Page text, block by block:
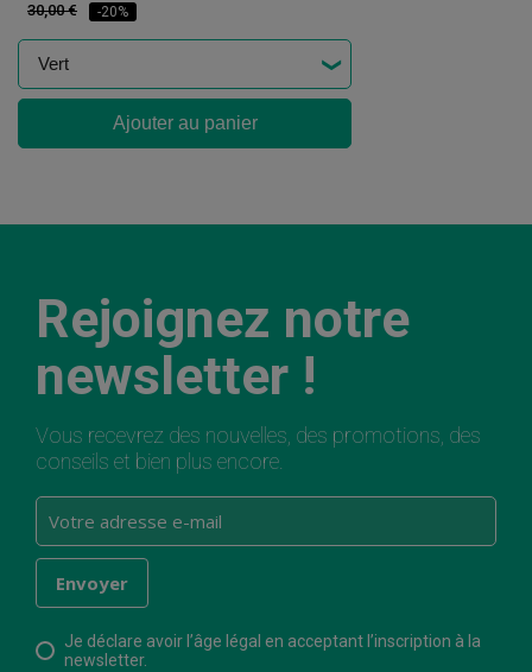
30,00 € -20%
Ajouter au panier
Rejoignez notre
newsletter !
Vous recevrez des nouvelles, des promotions, des
conseils et bien plus encore.
Je déclare avoir l’âge légal en acceptant l’inscription à la
newsletter.